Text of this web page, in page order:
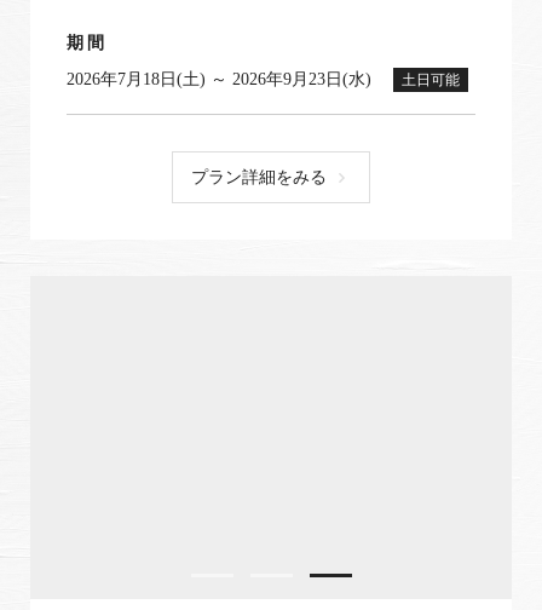
期間
2026年7月18日(土) ～ 2026年9月23日(水)
土日可能
プラン詳細をみる